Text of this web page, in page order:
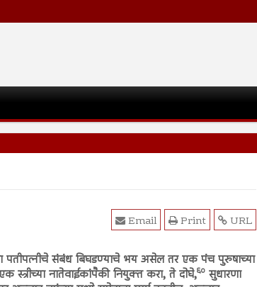
URL
Print
Email
पतीपत्नीचे संबंध बिघडण्याचे भय असेल तर एक पंच पुरुषाच्या
स्त्रीच्या नातेवाईकांपैकी नियुक्त करा, ते दोघे,६० सुधारणा